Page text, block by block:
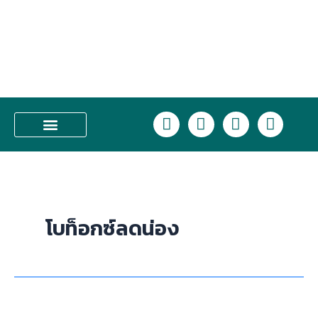
L
i
n
F
a
c
I
n
s
T
i
k
โบท็อกซ์ลดน่อง